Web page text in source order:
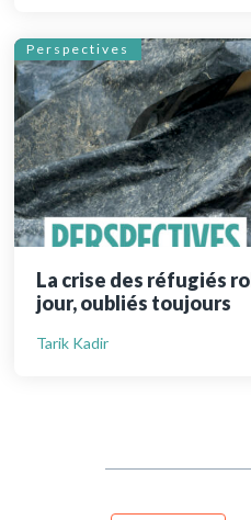
Perspectives
La crise des réfugiés
jour, oubliés toujours
Tarik Kadir